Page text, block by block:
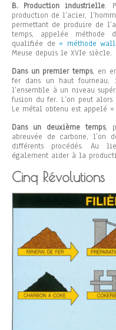
B. Production industrielle.
production de l’acier,
permettant de produire de
temps, appelée
qualifiée de « méthode
Meuse depuis le XVIe siècle.
Dans un premier temps, en
fer dans un haut
l’ensemble à un niveau
fusion du fer. L’on peut
Le métal obtenu est appelé
Dans un deuxième temps,
abreuvée de carbone,
différents procédés. Au
également aider à la
Cinq Révolutions